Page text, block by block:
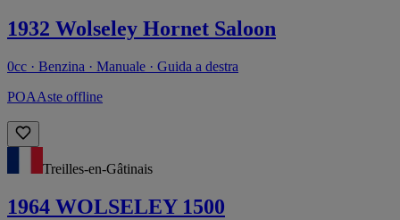
1932 Wolseley Hornet Saloon
0cc · Benzina · Manuale · Guida a destra
POAAste offline
Treilles-en-Gâtinais
1964 WOLSELEY 1500